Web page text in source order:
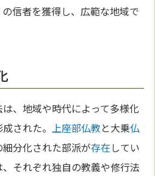
信者を獲得し、広範な地域で
、地域や時代によって多様化
成された。上座部仏教と大乗仏
分化された部派が存在してい
それぞれ独自の教義や修行法